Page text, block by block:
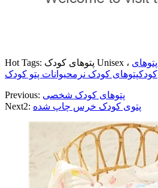
پتوهای
کودکپتوهای کودک نرمحیوانات پتو کودک
Previous: پتوهای کودک شخصی
Next2: پتوی کودک خرس چاپ شده